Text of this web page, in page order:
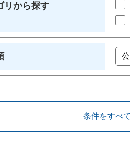
リから探す